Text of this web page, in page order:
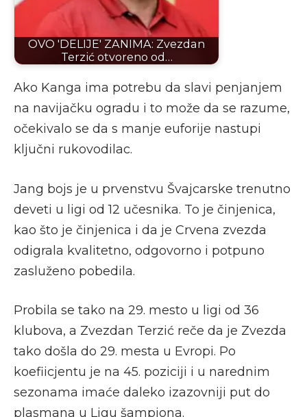
OVO 'DELIJE' ZANIMA: Zvezdan
Terzić otvoreno od…
Ako Kanga ima potrebu da slavi penjanjem
na navijačku ogradu i to može da se razume,
očekivalo se da s manje euforije nastupi
ključni rukovodilac.
Jang bojs je u prvenstvu Švajcarske trenutno
deveti u ligi od 12 učesnika. To je činjenica,
kao što je činjenica i da je Crvena zvezda
odigrala kvalitetno, odgovorno i potpuno
zasluženo pobedila.
Probila se tako na 29. mesto u ligi od 36
klubova, a Zvezdan Terzić reče da je Zvezda
tako došla do 29. mesta u Evropi. Po
koefiicjentu je na 45. poziciji i u narednim
sezonama imaće daleko izazovniji put do
plasmana u Ligu šampiona.